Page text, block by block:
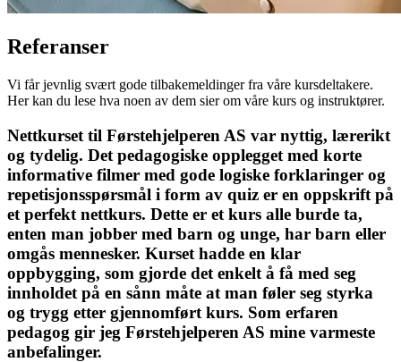
Referanser
Vi får jevnlig svært gode tilbakemeldinger fra våre kursdeltakere.
Her kan du lese hva noen av dem sier om våre kurs og instruktører.
Nettkurset til Førstehjelperen AS var nyttig, lærerikt
og tydelig. Det pedagogiske opplegget med korte
informative filmer med gode logiske forklaringer og
repetisjonsspørsmål i form av quiz er en oppskrift på
et perfekt nettkurs. Dette er et kurs alle burde ta,
enten man jobber med barn og unge, har barn eller
omgås mennesker. Kurset hadde en klar
oppbygging, som gjorde det enkelt å få med seg
innholdet på en sånn måte at man føler seg styrka
og trygg etter gjennomført kurs. Som erfaren
pedagog gir jeg Førstehjelperen AS mine varmeste
anbefalinger.